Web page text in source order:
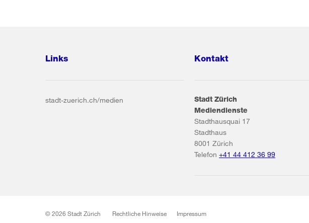
Links
stadt-zuerich.ch/medien
Kontakt
Stadt Zürich
Mediendienste
Stadthausquai 17
Stadthaus
8001 Zürich
Telefon +41 44 412 36 99
© 2026 Stadt Zürich Rechtliche Hinweise Impressum